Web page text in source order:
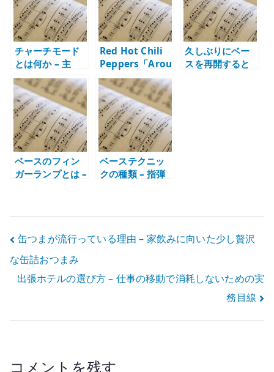
チャーチモード
とは何か – 主
音、特性音、コ
ードから 7 モー
ドを使い分ける
Red Hot Chili
Peppers「Arou
nd the
World」– Flea
のベースで一気
に上がる曲
久しぶりにベー
スを再開すると
ベースのフィン
ガーランプとは –
上げを考える
ベーステクニッ
クの種類 – 指弾
ピングの役割
投
稿
ナ
ビ
ー
缶つまが流行っている理由 – 家飲みに向いた少し贅沢
な缶詰おつまみ
出張ホテルの選び方 – 仕事の移動で消耗しないための実
務目線
コメントを残す